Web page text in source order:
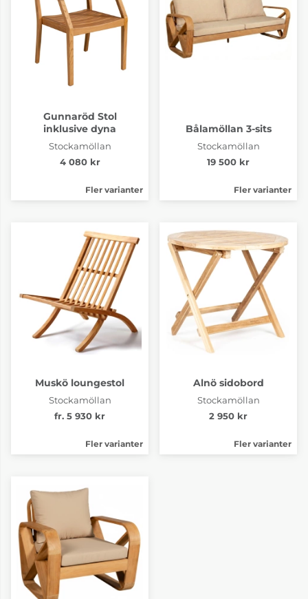
Gunnaröd Stol
inklusive dyna
Stockamöllan
4 080 kr
Fler varianter
Bålamöllan 3-sits
Stockamöllan
19 500 kr
Fler varianter
Muskö loungestol
Stockamöllan
fr. 5 930 kr
Fler varianter
Alnö sidobord
Stockamöllan
2 950 kr
Fler varianter